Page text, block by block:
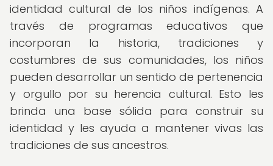
identidad cultural de los niños indígenas. A
través de programas educativos que
incorporan la historia, tradiciones y
costumbres de sus comunidades, los niños
pueden desarrollar un sentido de pertenencia
y orgullo por su herencia cultural. Esto les
brinda una base sólida para construir su
identidad y les ayuda a mantener vivas las
tradiciones de sus ancestros.